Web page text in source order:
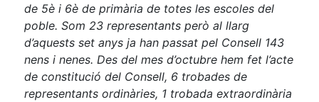
de 5è i 6è de primària de totes les escoles del
poble. Som 23 representants però al llarg
d’aquests set anys ja han passat pel Consell 143
nens i nenes. Des del mes d’octubre hem fet l’acte
de constitució del Consell, 6 trobades de
representants ordinàries, 1 trobada extraordinària